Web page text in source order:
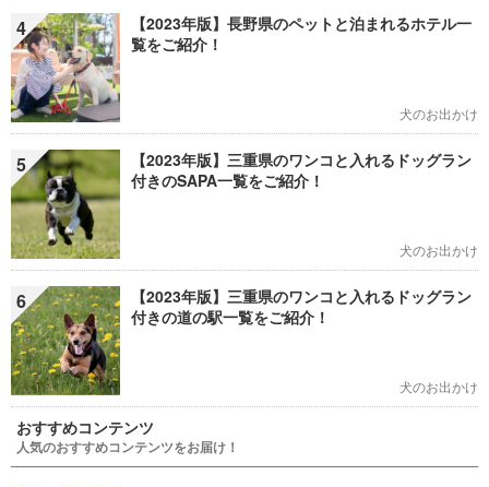
4
【2023年版】長野県のペットと泊まれるホテル一
覧をご紹介！
犬のお出かけ
5
【2023年版】三重県のワンコと入れるドッグラン
付きのSAPA一覧をご紹介！
犬のお出かけ
6
【2023年版】三重県のワンコと入れるドッグラン
付きの道の駅一覧をご紹介！
犬のお出かけ
おすすめコンテンツ
人気のおすすめコンテンツをお届け！